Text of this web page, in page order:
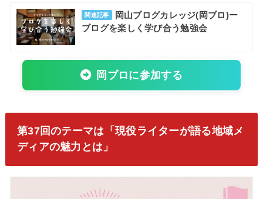
関連記事
岡山ブログカレッジ(岡ブロ)ー
ブログを楽しく学び合う勉強会
岡ブロに参加する
第37回のテーマは「現役ライターが語る地域メ
ディアの魅力とは」